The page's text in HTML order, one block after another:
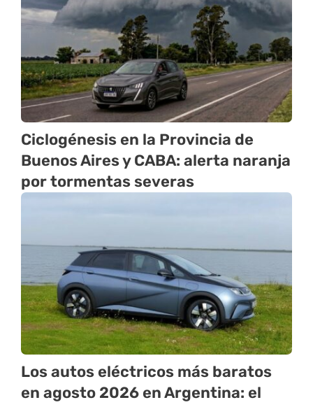
Ciclogénesis en la Provincia de
Buenos Aires y CABA: alerta naranja
por tormentas severas
Los autos eléctricos más baratos
en agosto 2026 en Argentina: el